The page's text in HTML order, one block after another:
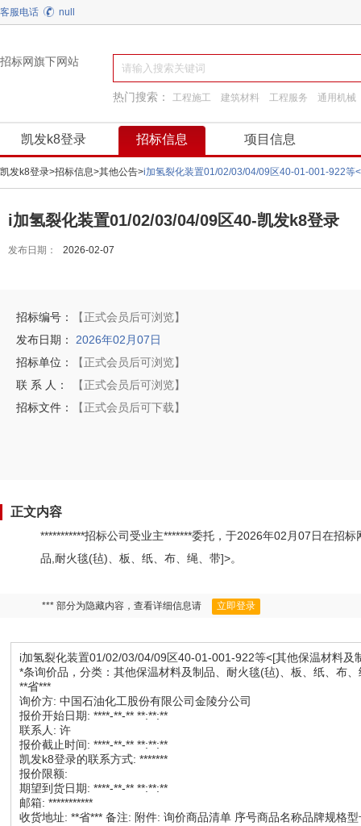
客服电话 null
招标网旗下网站
热门搜索： 工程施工 建筑材料 工程服务
通用机械
凯发k8登录 招标信息 项目信息
凯发k8登录>招标信息>其他公告>i加氢裂化装置01/02/03/04/09区40-01-001-922等
i加氢裂化装置01/02/03/04/09区40-凯发k8登录
发布日期： 2026-02-07
招标编号：
【正式会员后可浏览】
发布日期：
2026年02月07日
招标单位：
【正式会员后可浏览】
联 系 人：
【正式会员后可浏览】
招标文件：
【正式会员后可下载】
正文内容
***********招标公司受业主*******委托，于2026年02月07日在招
品,耐火毯(毡)、板、纸、布、绳、带]>。
*** 部分为隐藏内容，查看详细信息请 立即登录
i加氢裂化装置01/02/03/04/09区40-01-001-922等<[其他保温材料及
*条询价品，分类：其他保温材料及制品、耐火毯(毡)、板、纸、布
**省***
询价方: 中国石油化工股份有限公司金陵分公司
报价开始日期: ****-**-** **:**:**
联系人: 许
报价截止时间: ****-**-** **:**:**
凯发k8登录的联系方式: *******
报价限额:
期望到货日期: ****-**-** **:**:**
邮箱: ***********
收货地址: **省*** 备注: 附件: 询价商品清单 序号商品名称品牌规格